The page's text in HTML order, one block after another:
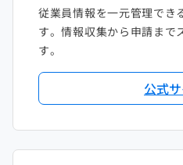
従業員情報を一元管理でき
す。情報収集から申請まで
す。
公式